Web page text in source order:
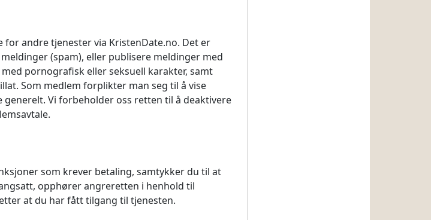
andre tjenester via KristenDate.no. Det er
(spam), eller publisere meldinger med
pornografisk eller seksuell karakter, samt
Som medlem forplikter man seg til å vise
Vi forbeholder oss retten til å deaktivere
som krever betaling, samtykker du til at
opphører angreretten i henhold til
at du har fått tilgang til tjenesten.